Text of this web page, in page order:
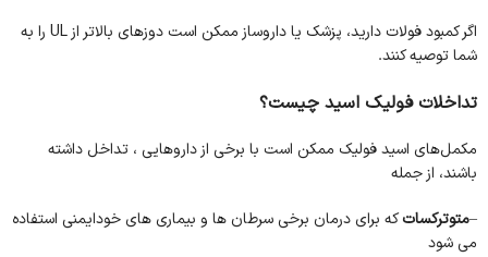
اگر کمبود فولات دارید، پزشک یا داروساز ممکن است دوزهای بالاتر از UL را به
شما توصیه کنند.
تداخلات فولیک اسید چیست؟
مکمل‌های اسید فولیک ممکن است با برخی از داروهایی ، تداخل داشته
باشند، از جمله
–متوترکساتکه برای درمان برخی سرطان ها و بیماری های خودایمنی استفاده
می شود